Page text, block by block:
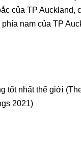
của TP Auckland,
nam của TP
tốt nhất thế giới
2021)